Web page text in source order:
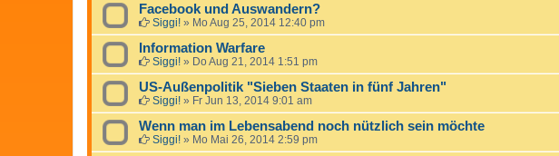
Facebook und Auswandern?
Siggi! » Mo Aug 25, 2014 12:40 pm
Information Warfare
Siggi! » Do Aug 21, 2014 1:51 pm
US-Außenpolitik "Sieben Staaten in fünf Jahren"
Siggi! » Fr Jun 13, 2014 9:01 am
Wenn man im Lebensabend noch nützlich sein möchte
Siggi! » Mo Mai 26, 2014 2:59 pm